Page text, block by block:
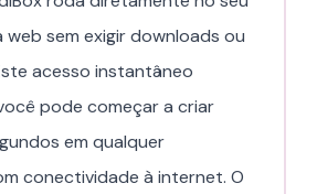
web sem exigir downloads ou
acesso instantâneo
pode começar a criar
em qualquer
conectividade à internet. O